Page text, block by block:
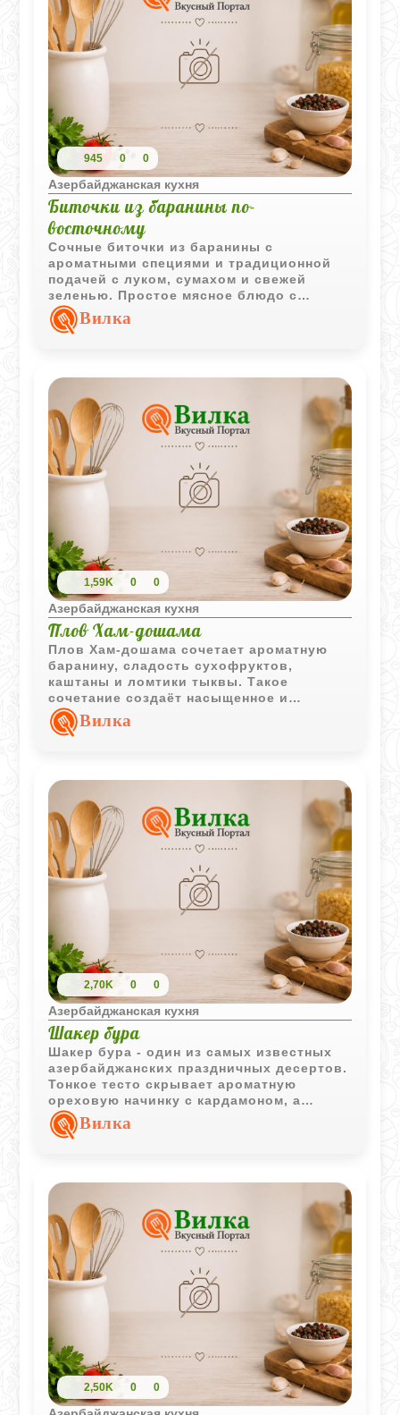
945 0 0
Азербайджанская кухня
Биточки из баранины по-
восточному
Сочные биточки из баранины с
ароматными специями и традиционной
подачей с луком, сумахом и свежей
зеленью. Простое мясное блюдо с
характерным восточным вкусом отлично
подходит как для повседневного, так и
Вилка
1,59K 0 0
Азербайджанская кухня
Плов Хам-дошама
Плов Хам-дошама сочетает ароматную
баранину, сладость сухофруктов,
каштаны и ломтики тыквы. Такое
сочетание создаёт насыщенное и
многогранное блюдо, характерное для
восточной кулинарной традиции.
Вилка
2,70K 0 0
Азербайджанская кухня
Шакер бура
Шакер бура - один из самых известных
азербайджанских праздничных десертов.
Тонкое тесто скрывает ароматную
ореховую начинку с кардамоном, а
характерные узоры делают каждое
изделие узнаваемым и нарядным.
Вилка
2,50K 0 0